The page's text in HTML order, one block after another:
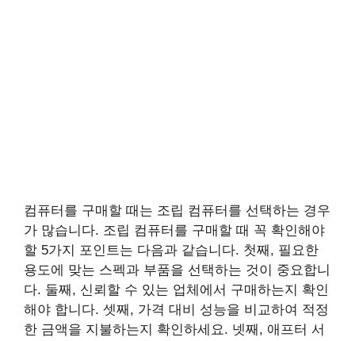
컴퓨터를 구매할 때는 조립 컴퓨터를 선택하는 경우
가 많습니다. 조립 컴퓨터를 구매할 때 꼭 확인해야
할 5가지 포인트는 다음과 같습니다. 첫째, 필요한
용도에 맞는 스펙과 부품을 선택하는 것이 중요합니
다. 둘째, 신뢰할 수 있는 업체에서 구매하는지 확인
해야 합니다. 셋째, 가격 대비 성능을 비교하여 적정
한 금액을 지불하는지 확인하세요. 넷째, 애프터 서